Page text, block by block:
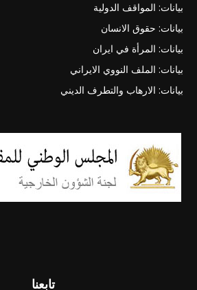
بيانات: المواقف الدولية
بيانات: حقوق الانسان
بيانات: المرأة في ايران
بيانات: الملف النووي الايراني
بيانات: الارهاب والتطرف الديني
تابعنا